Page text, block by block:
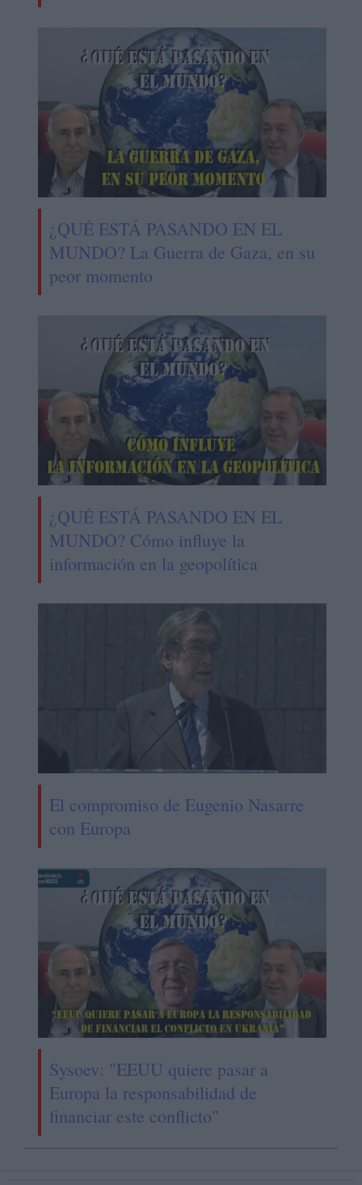
¿QUÉ ESTÁ PASANDO EN EL
MUNDO? La Guerra de Gaza, en su
peor momento
¿QUÉ ESTÁ PASANDO EN EL
MUNDO? Cómo influye la
información en la geopolítica
El compromiso de Eugenio Nasarre
con Europa
Sysoev: "EEUU quiere pasar a
Europa la responsabilidad de
financiar este conflicto"